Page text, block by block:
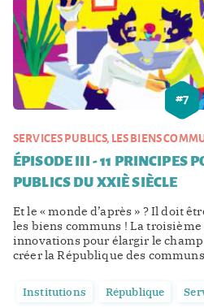
#7
SERVICES PUBLICS, LES BIENS
ÉPISODE III - 11 PRINCIPES
PUBLICS DU XXIÈ SIÈCLE
Et le « monde d’après » ? Il doit
les biens communs ! La troisième
innovations pour élargir le
créer la République des
Institutions République